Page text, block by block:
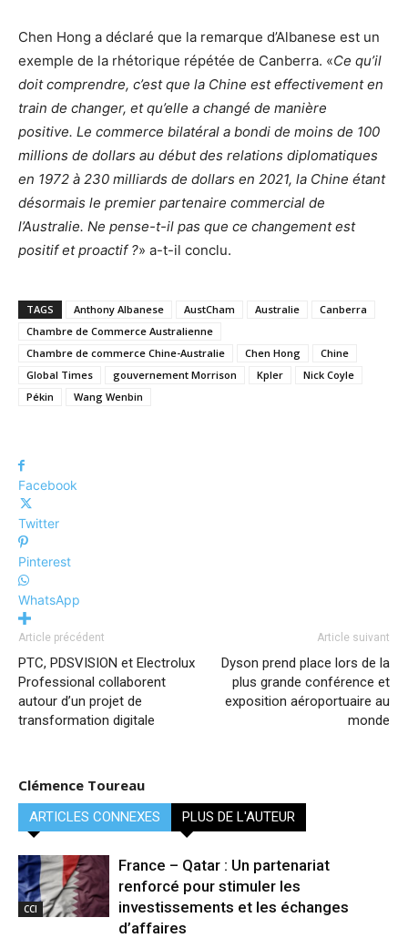
Chen Hong a déclaré que la remarque d’Albanese est un
exemple de la rhétorique répétée de Canberra. «Ce qu’il
doit comprendre, c’est que la Chine est effectivement en
train de changer, et qu’elle a changé de manière
positive. Le commerce bilatéral a bondi de moins de 100
millions de dollars au début des relations diplomatiques
en 1972 à 230 milliards de dollars en 2021, la Chine étant
désormais le premier partenaire commercial de
l’Australie. Ne pense-t-il pas que ce changement est
positif et proactif ?» a-t-il conclu.
TAGS Anthony Albanese AustCham Australie
Canberra
Chambre de Commerce Australienne
Chambre de commerce Chine-Australie
Chen Hong
Chine
Global Times
gouvernement Morrison Kpler
Nick Coyle
Pékin
Wang Wenbin
Facebook
Twitter
Pinterest
WhatsApp
Article précédent
PTC, PDSVISION et Electrolux
Professional collaborent
autour d’un projet de
transformation digitale
Article suivant
Dyson prend place lors de la
plus grande conférence et
exposition aéroportuaire au
monde
Clémence Toureau
ARTICLES CONNEXES PLUS DE L'AUTEUR
CCI
France – Qatar : Un partenariat
renforcé pour stimuler les
investissements et les échanges
d’affaires